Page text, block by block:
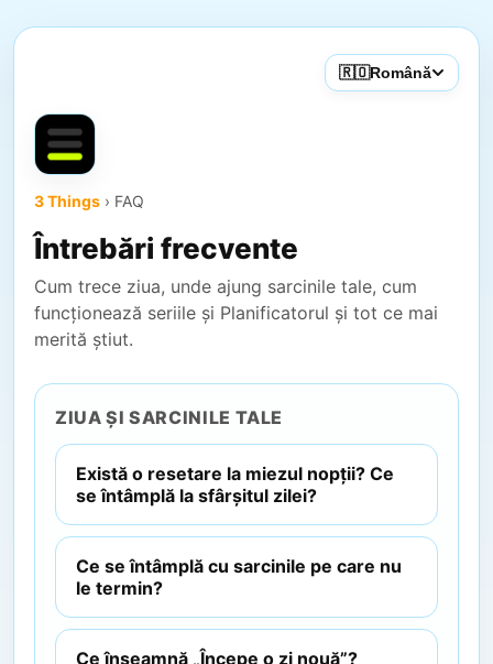
🇷🇴Română
3 Things › FAQ
Întrebări frecvente
Cum trece ziua, unde ajung sarcinile tale, cum
funcționează seriile și Planificatorul și tot ce mai
merită știut.
ZIUA ȘI SARCINILE TALE
Există o resetare la miezul nopții? Ce
se întâmplă la sfârșitul zilei?
Ce se întâmplă cu sarcinile pe care nu
le termin?
Ce înseamnă „Începe o zi nouă”?